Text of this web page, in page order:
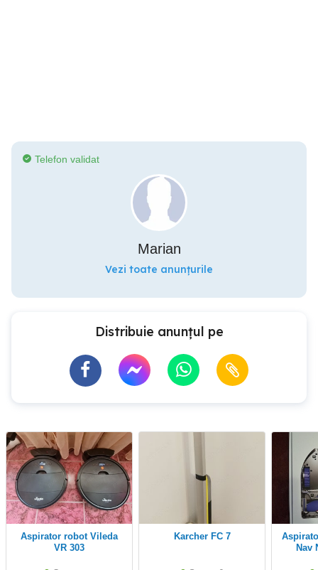
Telefon validat
Marian
Vezi toate anunțurile
Distribuie anunțul pe
Aspirator robot Vileda
VR 303
Karcher FC 7
Aspirator Dyson 360 Vis